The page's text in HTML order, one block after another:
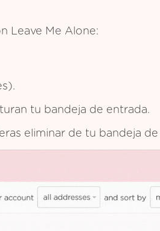
Leave Me Alone:
tu bandeja de entrada.
eliminar de tu bandeja